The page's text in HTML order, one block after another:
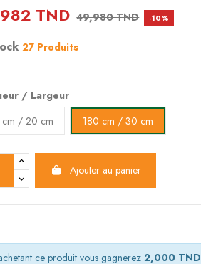
TND 49,980 TND -10%
27 Produits
/ Largeur
cm / 20 cm
180 cm / 30 cm
Ajouter au panier
ce produit vous gagnerez 2,000 TND